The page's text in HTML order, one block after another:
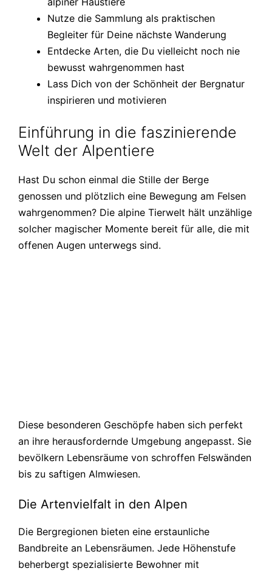
Nutze die Sammlung als praktischen
Begleiter für Deine nächste Wanderung
Entdecke Arten, die Du vielleicht noch nie
bewusst wahrgenommen hast
Lass Dich von der Schönheit der Bergnatur
inspirieren und motivieren
Einführung in die faszinierende
Welt der Alpentiere
Hast Du schon einmal die Stille der Berge
genossen und plötzlich eine Bewegung am Felsen
wahrgenommen? Die alpine Tierwelt hält unzählige
solcher magischer Momente bereit für alle, die mit
offenen Augen unterwegs sind.
Diese besonderen Geschöpfe haben sich perfekt
an ihre herausfordernde Umgebung angepasst. Sie
bevölkern Lebensräume von schroffen Felswänden
bis zu saftigen Almwiesen.
Die Artenvielfalt in den Alpen
Die Bergregionen bieten eine erstaunliche
Bandbreite an Lebensräumen. Jede Höhenstufe
beherbergt spezialisierte Bewohner mit